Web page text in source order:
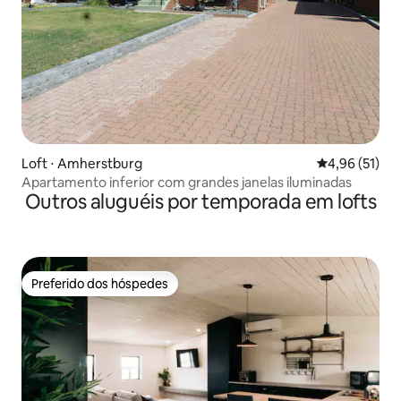
Loft ⋅ Amherstburg 4,96 de uma
4,96 (51)
Apartamento inferior com grandes janelas iluminadas
Outros aluguéis por temporada em lofts
Preferido dos hóspedes
Preferido dos hóspedes